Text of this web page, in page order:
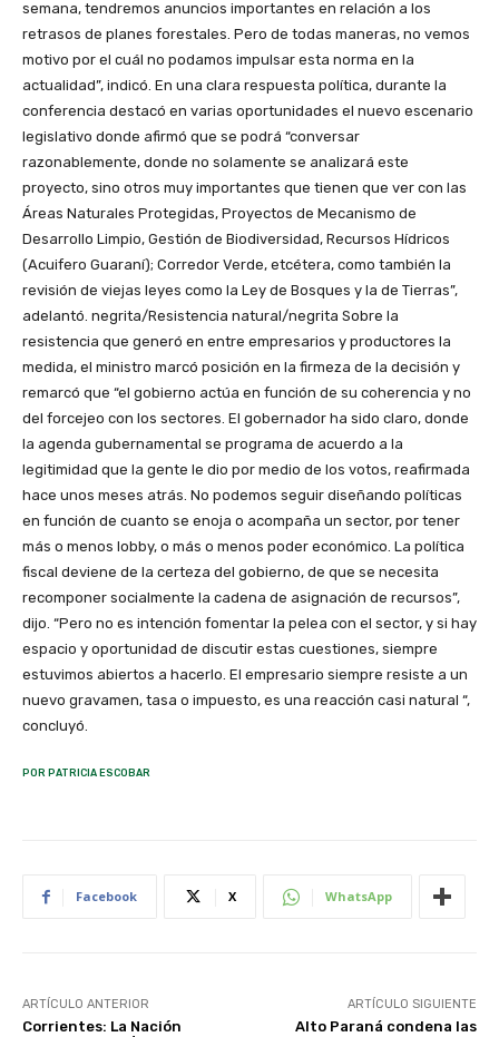
semana, tendremos anuncios importantes en relación a los
retrasos de planes forestales. Pero de todas maneras, no vemos
motivo por el cuál no podamos impulsar esta norma en la
actualidad”, indicó. En una clara respuesta política, durante la
conferencia destacó en varias oportunidades el nuevo escenario
legislativo donde afirmó que se podrá “conversar
razonablemente, donde no solamente se analizará este
proyecto, sino otros muy importantes que tienen que ver con las
Áreas Naturales Protegidas, Proyectos de Mecanismo de
Desarrollo Limpio, Gestión de Biodiversidad, Recursos Hídricos
(Acuifero Guaraní); Corredor Verde, etcétera, como también la
revisión de viejas leyes como la Ley de Bosques y la de Tierras”,
adelantó. negrita/Resistencia natural/negrita Sobre la
resistencia que generó en entre empresarios y productores la
medida, el ministro marcó posición en la firmeza de la decisión y
remarcó que “el gobierno actúa en función de su coherencia y no
del forcejeo con los sectores. El gobernador ha sido claro, donde
la agenda gubernamental se programa de acuerdo a la
legitimidad que la gente le dio por medio de los votos, reafirmada
hace unos meses atrás. No podemos seguir diseñando políticas
en función de cuanto se enoja o acompaña un sector, por tener
más o menos lobby, o más o menos poder económico. La política
fiscal deviene de la certeza del gobierno, de que se necesita
recomponer socialmente la cadena de asignación de recursos”,
dijo. “Pero no es intención fomentar la pelea con el sector, y si hay
espacio y oportunidad de discutir estas cuestiones, siempre
estuvimos abiertos a hacerlo. El empresario siempre resiste a un
nuevo gravamen, tasa o impuesto, es una reacción casi natural “,
concluyó.
POR PATRICIA ESCOBAR
Facebook X WhatsApp
ARTÍCULO ANTERIOR
Corrientes: La Nación
ARTÍCULO SIGUIENTE
Alto Paraná condena las